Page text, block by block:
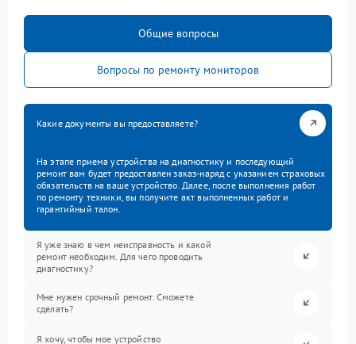
Общие вопросы
Вопросы по ремонту мониторов
Какие документы вы предоставляете?
На этапе приема устройства на диагностику и последующий
ремонт вам будет предоставлен заказ-наряд с указанием страховых
обязательств на ваше устройство. Далее, после выполнения работ
по ремонту техники, вы получите акт выполненных работ и
гарантийный талон.
Я уже знаю в чем неисправность и какой
ремонт необходим. Для чего проводить
диагностику?
Мне нужен срочный ремонт. Сможете
сделать?
Я хочу, чтобы мое устройство